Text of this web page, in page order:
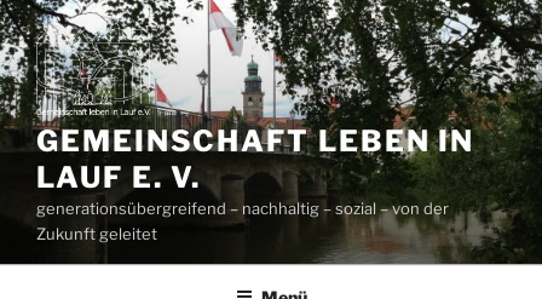
Zum
Inhalt
springen
GEMEINSCHAFT LEBEN IN
LAUF E. V.
generationsübergreifend – nachhaltig – sozial – von der
Zukunft geleitet